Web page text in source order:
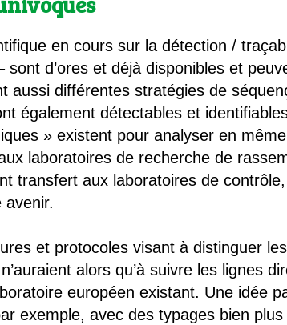
en cours sur la détection /
d’ores et déjà disponibles et
aussi différentes stratégies de
également détectables et
» existent pour analyser en
laboratoires de recherche de
transfert aux laboratoires de
avenir.
et protocoles visant à distinguer
alors qu’à suivre les lignes
européen existant. Une idée
exemple, avec des typages bien plus